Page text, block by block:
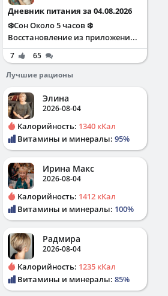
Дневник питания за 04.08.2026
❄️Сон Около 5 часов ❄️
Восстановление из приложени...
7
65
Лучшие рационы
Элина
2026-08-04
Калорийность: 1340 кКал
Витамины и минералы: 95%
Ирина Макс
2026-08-04
Калорийность: 1412 кКал
Витамины и минералы: 100%
Радмира
2026-08-04
Калорийность: 1235 кКал
Витамины и минералы: 85%